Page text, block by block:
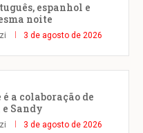
espanhol e
noite
3 de agosto de 2026
é a colaboração de
Sandy
3 de agosto de 2026